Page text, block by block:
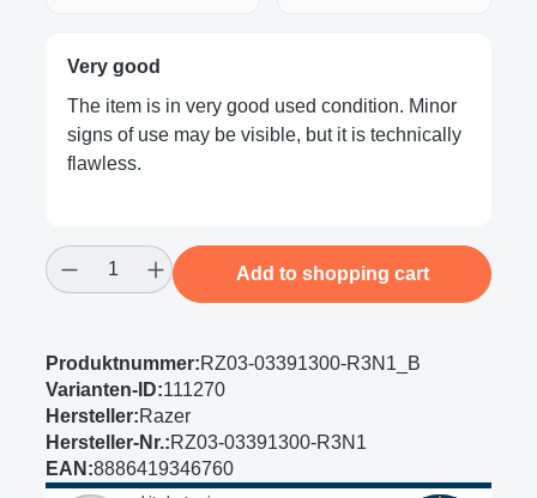
Very good
The item is in very good used condition. Minor
signs of use may be visible, but it is technically
flawless.
Product Quantity: Enter the desired
Add to shopping cart
Produktnummer:RZ03-03391300-R3N1_B
Varianten-ID:111270
Hersteller:Razer
Hersteller-Nr.:RZ03-03391300-R3N1
EAN:8886419346760